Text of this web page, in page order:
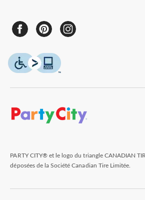
PARTY CITY® et le logo du triangle CANADIAN
déposées de la Société Canadian Tire Limitée.